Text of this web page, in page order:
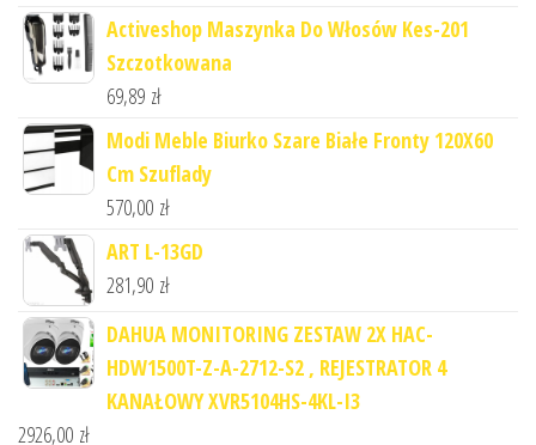
Activeshop Maszynka Do Włosów Kes-201
Szczotkowana
69,89 zł
Modi Meble Biurko Szare Białe Fronty 120X60
Cm Szuflady
570,00 zł
ART L-13GD
281,90 zł
DAHUA MONITORING ZESTAW 2X HAC-
HDW1500T-Z-A-2712-S2 , REJESTRATOR 4
KANAŁOWY XVR5104HS-4KL-I3
2926,00 zł